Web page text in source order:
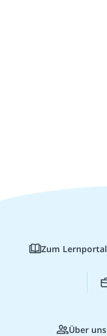
Zum Lernportal
Über uns